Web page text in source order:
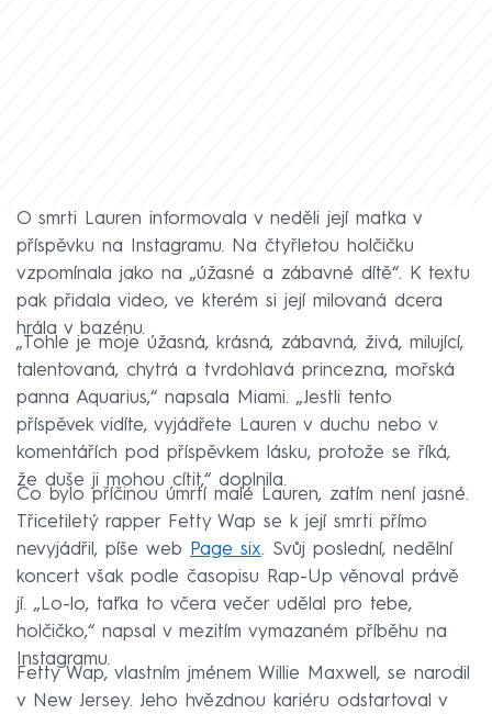
O smrti Lauren informovala v neděli její matka v
příspěvku na Instagramu. Na čtyřletou holčičku
vzpomínala jako na „úžasné a zábavné dítě“. K textu
pak přidala video, ve kterém si její milovaná dcera
hrála v bazénu.
„Tohle je moje úžasná, krásná, zábavná, živá, milující,
talentovaná, chytrá a tvrdohlavá princezna, mořská
panna Aquarius,“ napsala Miami. „Jestli tento
příspěvek vidíte, vyjádřete Lauren v duchu nebo v
komentářích pod příspěvkem lásku, protože se říká,
že duše ji mohou cítit,“ doplnila.
Co bylo příčinou úmrtí malé Lauren, zatím není jasné.
Třicetiletý rapper Fetty Wap se k její smrti přímo
nevyjádřil, píše web
Page six. Svůj poslední, nedělní
koncert však podle časopisu Rap-Up věnoval právě
jí. „Lo-lo, taťka to včera večer udělal pro tebe,
holčičko,“ napsal v mezitím vymazaném příběhu na
Instagramu.
Fetty Wap, vlastním jménem Willie Maxwell, se narodil
v New Jersey. Jeho hvězdnou kariéru odstartoval v